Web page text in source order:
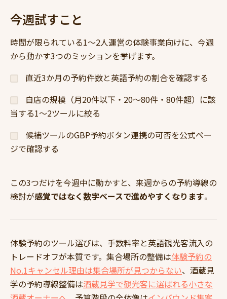
今週試すこと
時間が限られている1〜2人運営の体験事業向けに、今週
から動かす3つのミッションを挙げます。
直近3か月の予約件数と英語予約の割合を確認する
自店の規模（月20件以下・20〜80件・80件超）に該
当する1〜2ツールに絞る
候補ツールのGBP予約ボタン連携の可否を公式ペー
ジで確認する
この3つだけを今週中に動かすと、来週からの予約導線の
検討が感覚ではなく数字ベースで進めやすくなります。
体験予約のツール選びは、手数料率と英語観光客流入の
トレードオフが本質です。集合場所の整備は体験予約の
No.1キャンセル理由は集合場所が見つからない、酒蔵見
学の予約導線整備は酒蔵見学で観光客に選ばれる小さな